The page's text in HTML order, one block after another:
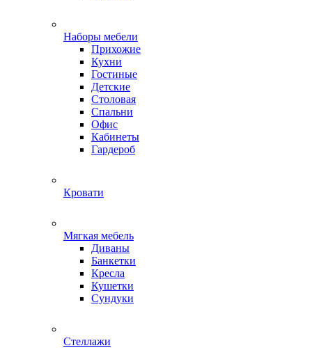
Наборы мебели
Прихожие
Кухни
Гостиные
Детские
Столовая
Спальни
Офис
Кабинеты
Гардероб
Кровати
Мягкая мебель
Диваны
Банкетки
Кресла
Кушетки
Сундуки
Стеллажи